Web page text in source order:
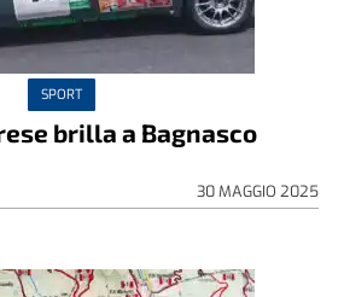
SPORT
brilla a Bagnasco
30 MAGGIO 2025